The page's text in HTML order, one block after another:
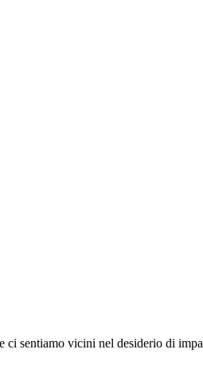
sentiamo vicini nel desiderio di